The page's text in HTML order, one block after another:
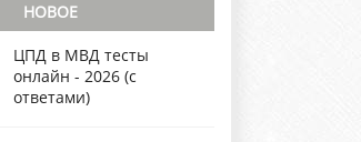
НОВОЕ
ЦПД в МВД тесты
онлайн - 2026 (с
ответами)